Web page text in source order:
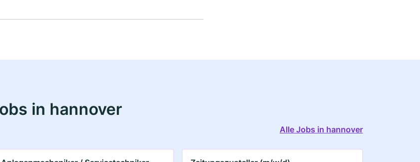
in hannover
Alle Jobs in hannover